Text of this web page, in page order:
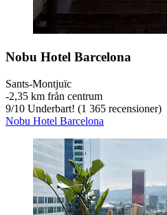
Nobu Hotel Barcelona
Sants-Montjuïc
‐2,35 km från centrum
9/10 Underbart! (1 365 recensioner)
Nobu Hotel Barcelona